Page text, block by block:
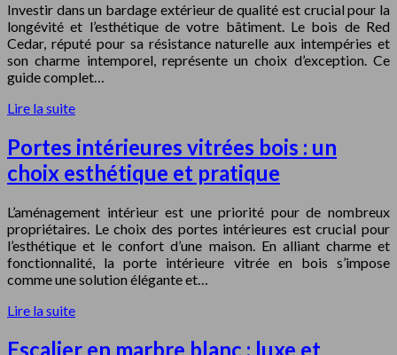
Investir dans un bardage extérieur de qualité est crucial pour la
longévité et l’esthétique de votre bâtiment. Le bois de Red
Cedar, réputé pour sa résistance naturelle aux intempéries et
son charme intemporel, représente un choix d’exception. Ce
guide complet…
Lire la suite
Portes intérieures vitrées bois : un
choix esthétique et pratique
L’aménagement intérieur est une priorité pour de nombreux
propriétaires. Le choix des portes intérieures est crucial pour
l’esthétique et le confort d’une maison. En alliant charme et
fonctionnalité, la porte intérieure vitrée en bois s’impose
comme une solution élégante et…
Lire la suite
Escalier en marbre blanc : luxe et